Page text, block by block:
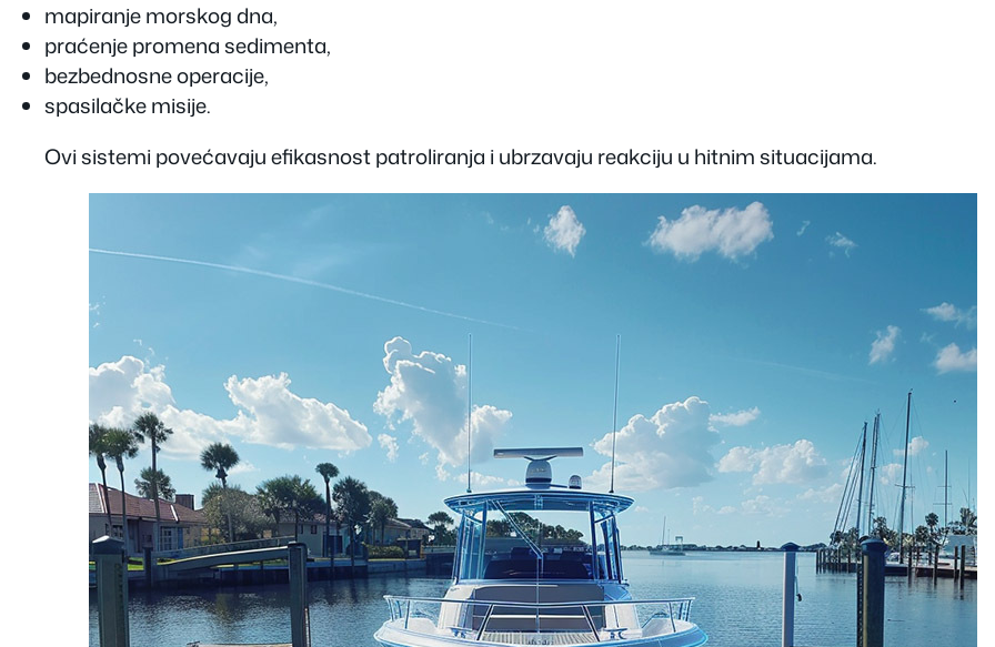
mapiranje morskog dna,
praćenje promena sedimenta,
bezbednosne operacije,
spasilačke misije.
Ovi sistemi povećavaju efikasnost patroliranja i ubrzavaju reakciju u hitnim situacijama.